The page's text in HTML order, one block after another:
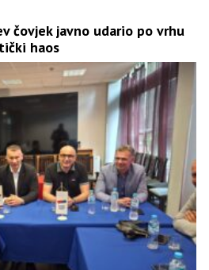
čovjek javno udario po vrhu
haos